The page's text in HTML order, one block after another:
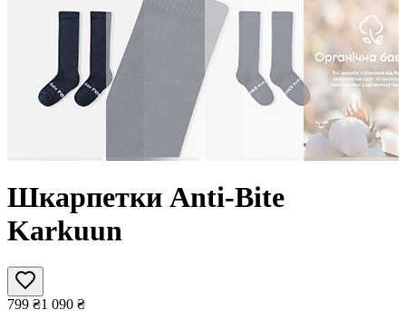
Шкарпетки Anti-Bite
Karkuun
799 ₴1 090 ₴